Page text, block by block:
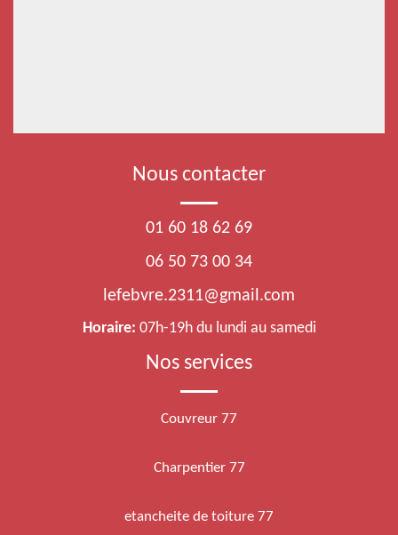
Nous contacter
01 60 18 62 69
06 50 73 00 34
lefebvre.2311@gmail.com
Horaire: 07h-19h du lundi au samedi
Nos services
Couvreur 77
Charpentier 77
etancheite de toiture 77